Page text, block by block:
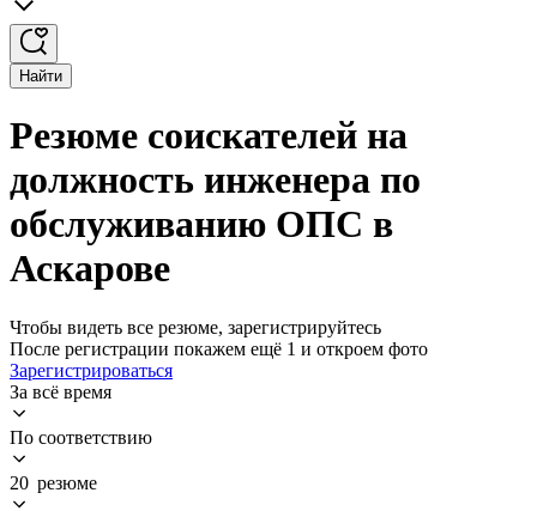
Найти
Резюме соискателей на
должность инженера по
обслуживанию ОПС в
Аскарове
Чтобы видеть все резюме, зарегистрируйтесь
После регистрации покажем ещё 1 и откроем фото
Зарегистрироваться
За всё время
По соответствию
20 резюме